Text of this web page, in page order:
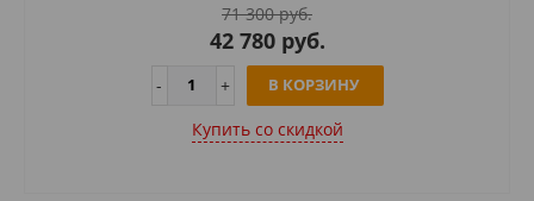
71 300 руб.
42 780 руб.
В КОРЗИНУ
Купить cо скидкой